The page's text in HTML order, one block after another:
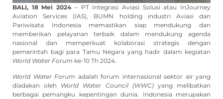
BALI, 18 Mei 2024– PT Integrasi Aviasi Solusi atau InJourney
Aviation Services (IAS), BUMN holding industri Aviasi dan
Pariwisata Indonesia memastikan siap mendukung dan
memberikan pelayanan terbaik dalam mendukung agenda
nasional dan memperkuat kolaborasi strategis dengan
pemerintah bagi para Tamu Negara yang hadir dalam kegiatan
World Water Forum ke-10 Th 2024.
World Water Forum adalah forum internasional sektor air yang
diadakan oleh World Water Council (WWC)yang melibatkan
berbagai pemangku kepentingan dunia. Indonesia merupakan